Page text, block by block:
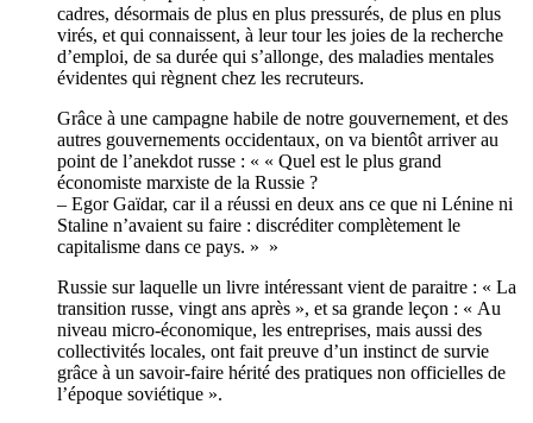
cadres, désormais de plus en plus pressurés, de plus en plus
virés, et qui connaissent, à leur tour les joies de la recherche
d’emploi, de sa durée qui s’allonge, des maladies mentales
évidentes qui règnent chez les recruteurs.
Grâce à une campagne habile de notre gouvernement, et des
autres gouvernements occidentaux, on va bientôt arriver au
point de l’anekdot russe : « « Quel est le plus grand
économiste marxiste de la Russie ?
– Egor Gaïdar, car il a réussi en deux ans ce que ni Lénine ni
Staline n’avaient su faire : discréditer complètement le
capitalisme dans ce pays. » »
Russie sur laquelle un livre intéressant vient de paraitre : « La
transition russe, vingt ans après », et sa grande leçon : « Au
niveau micro-économique, les entreprises, mais aussi des
collectivités locales, ont fait preuve d’un instinct de survie
grâce à un savoir-faire hérité des pratiques non officielles de
l’époque soviétique ».